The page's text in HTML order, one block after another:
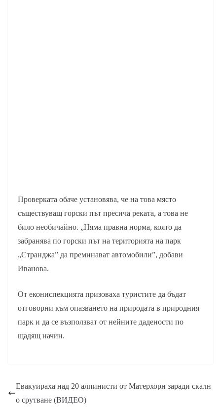
Проверката обаче установява, че на това място
съществуващ горски път пресича реката, а това не
било необичайно. „Няма правна норма, която да
забранява по горски път на територията на парк
„Странджа” да преминават автомобили”, добави
Иванова.
От екониспекцията призоваха туристите да бъдат
отговорни към опазването на природата в природния
парк и да се възползват от нейните дадености по
щадящ начин.
Евакуираха над 20 алпинисти от Матерхорн заради скалн
о срутване (ВИДЕО)